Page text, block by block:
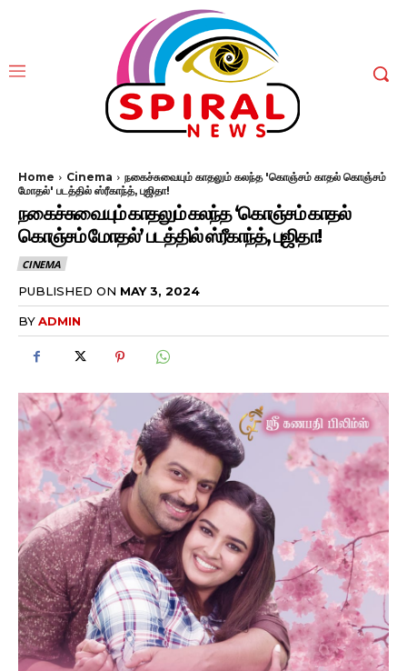
Home Cinema
நகைச்சுவையும் காதலும் கலந்த 'கொஞ்சம் காதல் கொஞ்சம்
மோதல்' படத்தில் ஸ்ரீகாந்த், புஜிதா!
நகைச்சுவையும் காதலும் கலந்த ‘கொஞ்சம் காதல்
கொஞ்சம் மோதல்’ படத்தில் ஸ்ரீகாந்த், புஜிதா!
CINEMA
PUBLISHED ON MAY 3, 2024
BYADMIN